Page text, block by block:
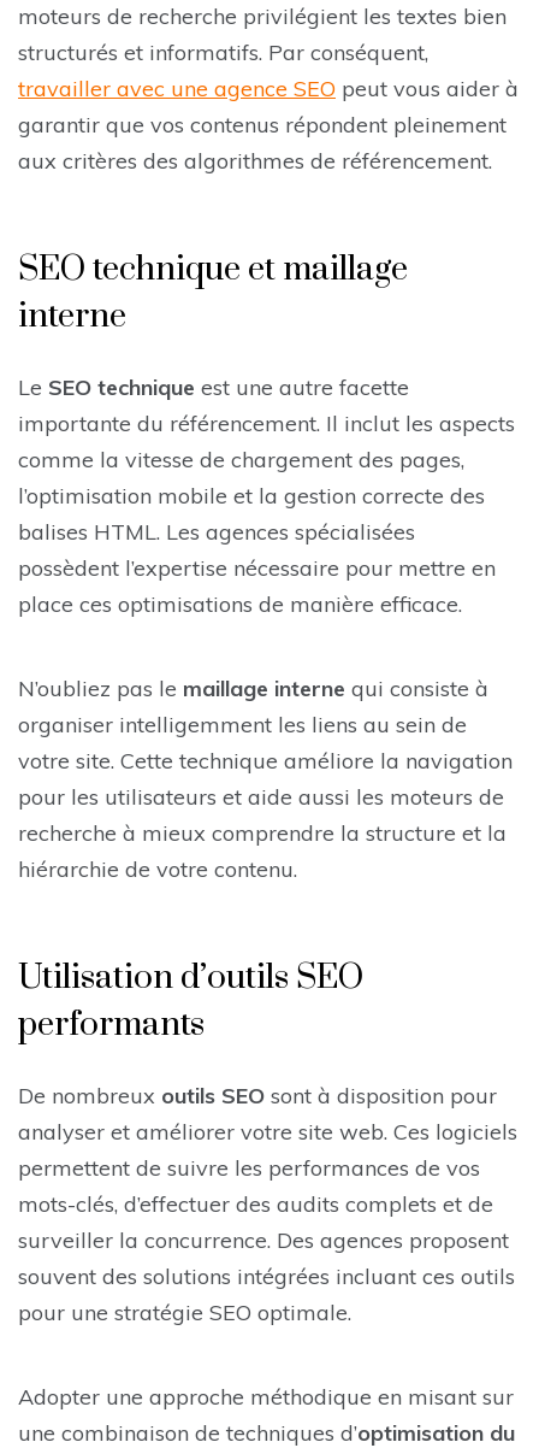
moteurs de recherche privilégient les textes bien
structurés et informatifs. Par conséquent,
travailler avec une agence SEO peut vous aider à
garantir que vos contenus répondent pleinement
aux critères des algorithmes de référencement.
SEO technique et maillage
interne
Le SEO technique est une autre facette
importante du référencement. Il inclut les aspects
comme la vitesse de chargement des pages,
l’optimisation mobile et la gestion correcte des
balises HTML. Les agences spécialisées
possèdent l’expertise nécessaire pour mettre en
place ces optimisations de manière efficace.
N’oubliez pas le maillage interne qui consiste à
organiser intelligemment les liens au sein de
votre site. Cette technique améliore la navigation
pour les utilisateurs et aide aussi les moteurs de
recherche à mieux comprendre la structure et la
hiérarchie de votre contenu.
Utilisation d’outils SEO
performants
De nombreux outils SEO sont à disposition pour
analyser et améliorer votre site web. Ces logiciels
permettent de suivre les performances de vos
mots-clés, d’effectuer des audits complets et de
surveiller la concurrence. Des agences proposent
souvent des solutions intégrées incluant ces outils
pour une stratégie SEO optimale.
Adopter une approche méthodique en misant sur
une combinaison de techniques d’optimisation du